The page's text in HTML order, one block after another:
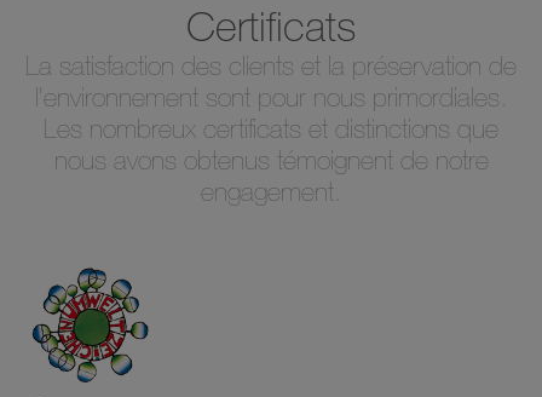
Certificats
La satisfaction des clients et la préservation de
l'environnement sont pour nous primordiales.
Les nombreux certificats et distinctions que
nous avons obtenus témoignent de notre
engagement.